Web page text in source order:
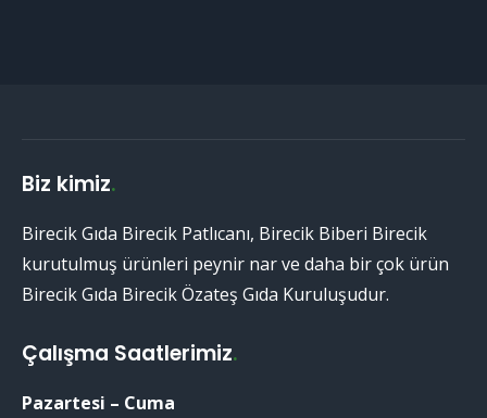
Biz kimiz.
Birecik Gıda Birecik Patlıcanı, Birecik Biberi Birecik
kurutulmuş ürünleri peynir nar ve daha bir çok ürün
Birecik Gıda Birecik Özateş Gıda Kuruluşudur.
Çalışma Saatlerimiz.
Pazartesi – Cuma